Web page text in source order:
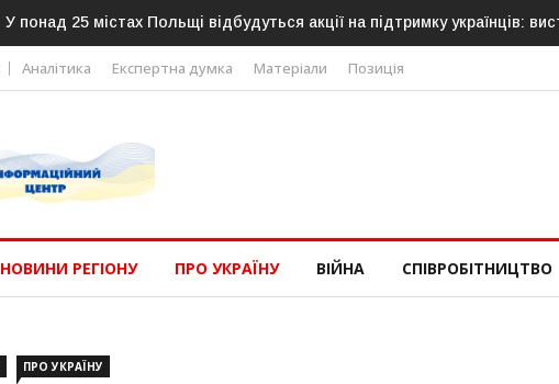
У понад 25 містах Польщі відбудуться акції на підтримку українців:
Аналітика Експертна думка Матеріали Позиція
НОВИНИ РЕГІОНУ ПРО УКРАЇНУ ВІЙНА СПІВРОБІТНИЦТВО
ПРО УКРАЇНУ